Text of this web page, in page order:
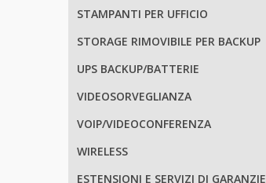
STAMPANTI PER UFFICIO
STORAGE RIMOVIBILE PER BACKUP
UPS BACKUP/BATTERIE
VIDEOSORVEGLIANZA
VOIP/VIDEOCONFERENZA
WIRELESS
ESTENSIONI E SERVIZI DI GARANZIE